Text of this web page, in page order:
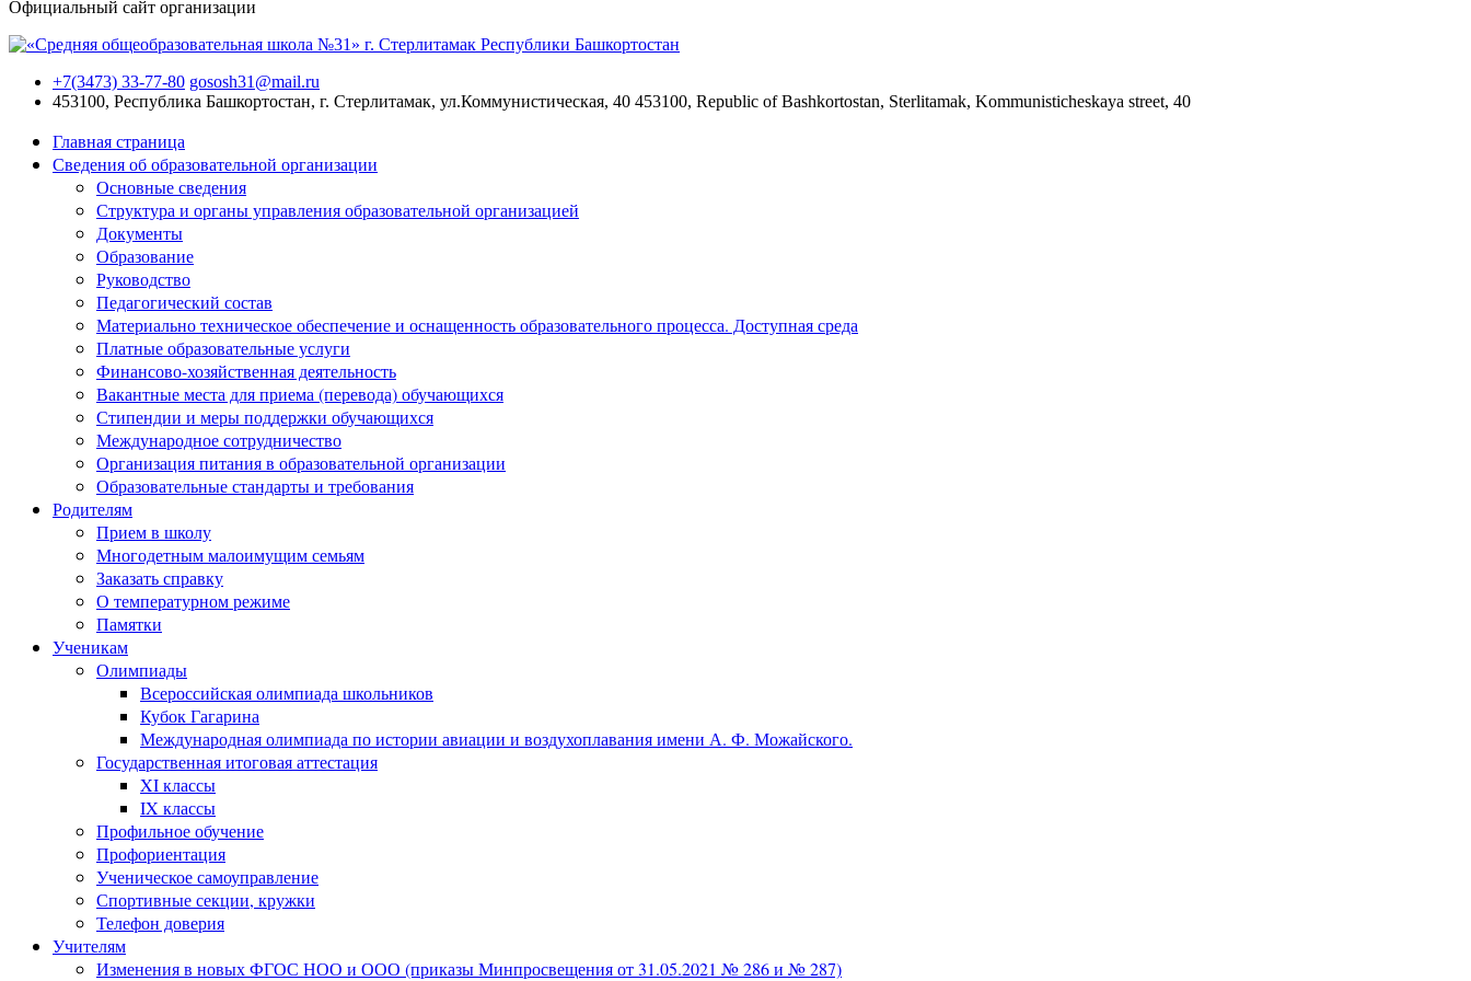
Официальный сайт организации
+7(3473) 33-77-80 gososh31@mail.ru
453100, Республика Башкортостан, г. Стерлитамак, ул.Коммунистическая, 40 453100, Republic of Bashkortostan, Sterlitamak, Kommunisticheskaya street, 40
Главная страница
Сведения об образовательной организации
Основные сведения
Структура и органы управления образовательной организацией
Документы
Образование
Руководство
Педагогический состав
Материально техническое обеспечение и оснащенность образовательного процесса. Доступная среда
Платные образовательные услуги
Финансово-хозяйственная деятельность
Вакантные места для приема (перевода) обучающихся
Стипендии и меры поддержки обучающихся
Международное сотрудничество
Организация питания в образовательной организации
Образовательные стандарты и требования
Родителям
Прием в школу
Многодетным малоимущим семьям
Заказать справку
О температурном режиме
Памятки
Ученикам
Олимпиады
Всероссийская олимпиада школьников
Кубок Гагарина
Международная олимпиада по истории авиации и воздухоплавания имени А. Ф. Можайского.
Государственная итоговая аттестация
XI классы
IX классы
Профильное обучение
Профориентация
Ученическое самоуправление
Спортивные секции, кружки
Телефон доверия
Учителям
Изменения в новых ФГОС НОО и ООО (приказы Минпросвещения от 31.05.2021 № 286 и № 287)